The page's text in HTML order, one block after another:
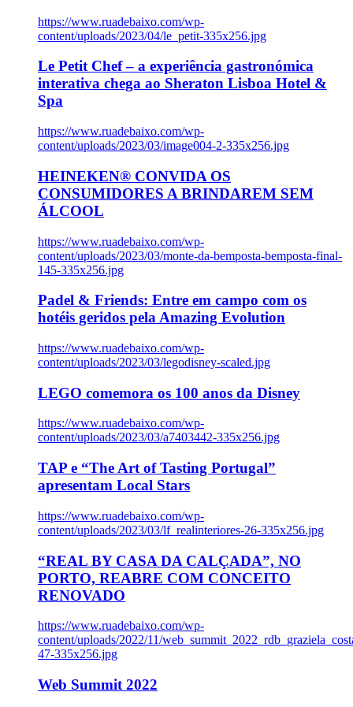
https://www.ruadebaixo.com/wp-
content/uploads/2023/04/le_petit-335x256.jpg
Le Petit Chef – a experiência gastronómica
interativa chega ao Sheraton Lisboa Hotel &
Spa
https://www.ruadebaixo.com/wp-
content/uploads/2023/03/image004-2-335x256.jpg
HEINEKEN® CONVIDA OS
CONSUMIDORES A BRINDAREM SEM
ÁLCOOL
https://www.ruadebaixo.com/wp-
content/uploads/2023/03/monte-da-bemposta-bemposta-final-
145-335x256.jpg
Padel & Friends: Entre em campo com os
hotéis geridos pela Amazing Evolution
https://www.ruadebaixo.com/wp-
content/uploads/2023/03/legodisney-scaled.jpg
LEGO comemora os 100 anos da Disney
https://www.ruadebaixo.com/wp-
content/uploads/2023/03/a7403442-335x256.jpg
TAP e “The Art of Tasting Portugal”
apresentam Local Stars
https://www.ruadebaixo.com/wp-
content/uploads/2023/03/lf_realinteriores-26-335x256.jpg
“REAL BY CASA DA CALÇADA”, NO
PORTO, REABRE COM CONCEITO
RENOVADO
https://www.ruadebaixo.com/wp-
content/uploads/2022/11/
47-335x256.jpg
Web Summit 2022